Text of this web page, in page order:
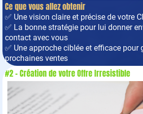
Ce que vous allez obtenir
✅ Une vision claire et précise de votre
✅ La bonne stratégie pour lui donner
contact avec vous
✅ Une approche ciblée et efficace pour
prochaines ventes
#2 - Création de votre Offre Irresistible